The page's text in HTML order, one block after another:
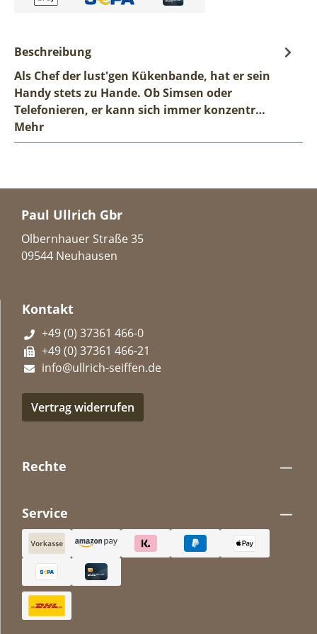
Beschreibung
Als Chef der lust'gen Kükenbande, hat er sein
Handy stets zu Hande. Ob Simsen oder
Telefonieren, er kann sich immer konzentr…
Mehr
Paul Ullrich Gbr
Olbernhauer Straße 35
09544 Neuhausen
Kontakt
+49 (0) 37361 466-0
+49 (0) 37361 466-21
info@ullrich-seiffen.de
Vertrag widerrufen
Rechte
Service